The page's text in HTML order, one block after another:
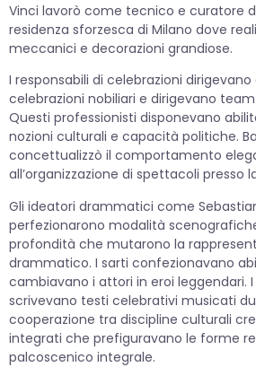
Vinci lavorò come tecnico e curatore
residenza sforzesca di Milano dove
meccanici e decorazioni grandiose.
I responsabili di celebrazioni
celebrazioni nobiliari e dirigevano
Questi professionisti disponevano
nozioni culturali e capacità politiche.
concettualizzò il comportamento
all’organizzazione di spettacoli presso
Gli ideatori drammatici come
perfezionarono modalità
profondità che mutarono la
drammatico. I sarti confezionavano
cambiavano i attori in eroi leggendari.
scrivevano testi celebrativi musicati
cooperazione tra discipline culturali
integrati che prefiguravano le forme
palcoscenico integrale.